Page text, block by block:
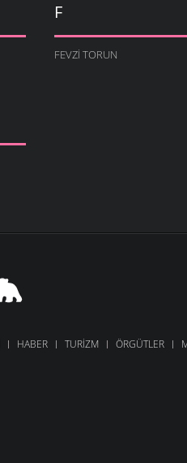
F
FEVZI TORUN
HABER TURIZM ÖRGÜTLER